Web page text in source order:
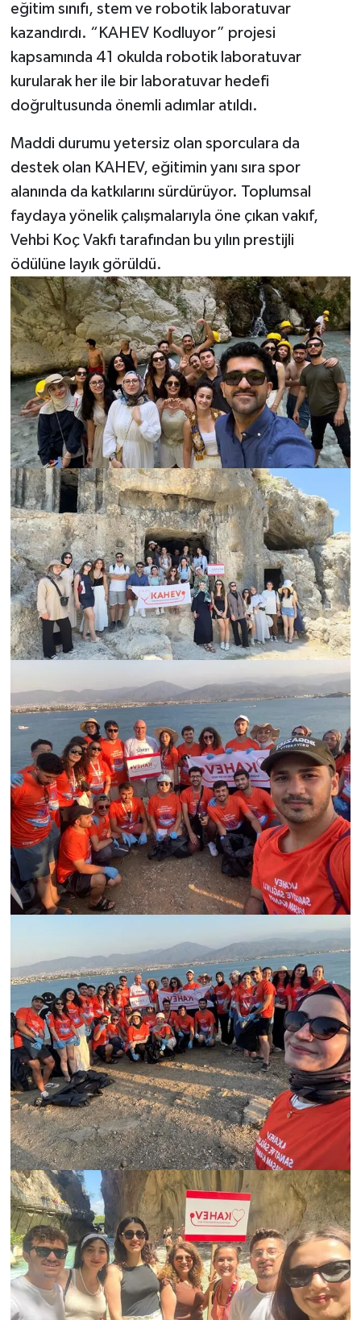
eğitim sınıfı, stem ve robotik laboratuvar
kazandırdı. “KAHEV Kodluyor” projesi
kapsamında 41 okulda robotik laboratuvar
kurularak her ile bir laboratuvar hedefi
doğrultusunda önemli adımlar atıldı.
Maddi durumu yetersiz olan sporculara da
destek olan KAHEV, eğitimin yanı sıra spor
alanında da katkılarını sürdürüyor. Toplumsal
faydaya yönelik çalışmalarıyla öne çıkan vakıf,
Vehbi Koç Vakfı tarafından bu yılın prestijli
ödülüne layık görüldü.